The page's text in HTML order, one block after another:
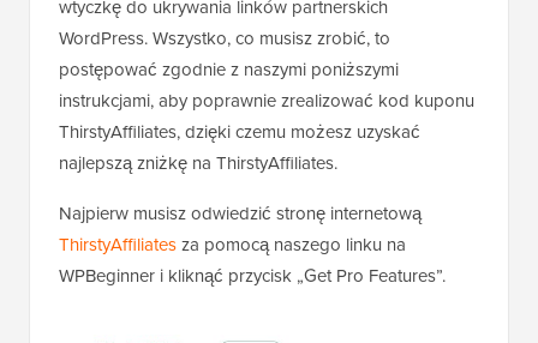
wtyczkę do ukrywania linków partnerskich
WordPress. Wszystko, co musisz zrobić, to
postępować zgodnie z naszymi poniższymi
instrukcjami, aby poprawnie zrealizować kod kuponu
ThirstyAffiliates, dzięki czemu możesz uzyskać
najlepszą zniżkę na ThirstyAffiliates.
Najpierw musisz odwiedzić stronę internetową
ThirstyAffiliatesza pomocą naszego linku na
WPBeginner i kliknąć przycisk „Get Pro Features”.